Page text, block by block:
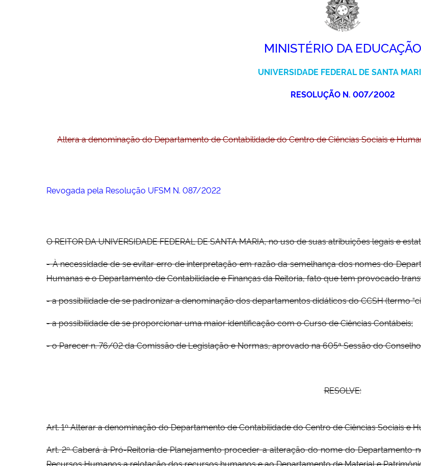
MINISTÉRIO DA EDUCAÇÃO
UNIVERSIDADE FEDERAL DE SANTA
RESOLUÇÃO N. 007/2002
Altera a denominação do Departamento de Contabilidade do Centro de Ciências Sociais e
Revogada pela Resolução UFSM N. 087/2022
O REITOR DA UNIVERSIDADE FEDERAL DE SANTA MARIA, no uso de suas atribuições legais e
- À necessidade de se evitar erro de interpretação em razão da semelhança dos nomes do
Humanas e o Departamento de Contabilidade e Finanças da Reitoria, fato que tem provocado
- a possibilidade de se padronizar a denominação dos departamentos didáticos do CCSH (termo
- a possibilidade de se proporcionar uma maior identificação com o Curso de Ciências Contábeis;
- o Parecer n. 76/02 da Comissão de Legislação e Normas, aprovado na 605ª Sessão do
RESOLVE:
Art. 1º Alterar a denominação do Departamento de Contabilidade do Centro de Ciências Sociais e
Art. 2º Caberá à Pró-Reitoria de Planejamento proceder a alteração do nome do Departamento
Recursos Humanos a relotação dos recursos humanos e ao Departamento de Material e